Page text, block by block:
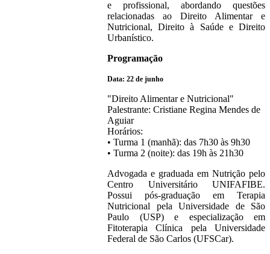
e profissional, abordando questões
relacionadas ao Direito Alimentar e
Nutricional, Direito à Saúde e Direito
Urbanístico.
Programação
Data: 22 de junho
"Direito Alimentar e Nutricional"
Palestrante: Cristiane Regina Mendes de
Aguiar
Horários:
• Turma 1 (manhã): das 7h30 às 9h30
• Turma 2 (noite): das 19h às 21h30
Advogada e graduada em Nutrição pelo
Centro Universitário UNIFAFIBE.
Possui pós-graduação em Terapia
Nutricional pela Universidade de São
Paulo (USP) e especialização em
Fitoterapia Clínica pela Universidade
Federal de São Carlos (UFSCar).